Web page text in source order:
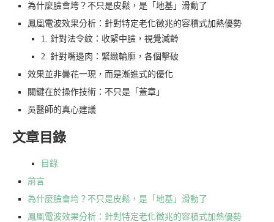
為什麼臉會垮？不只是皮鬆，是「地基」滑動了
鳳凰電波效果分析：針對特定老化徵兆的容積式加熱優勢
1. 針對法令紋：收緊中臉，視覺減齡
2. 針對嘴邊肉：緊緻輪廓，各個擊破
效果並非曇花一現，而是漸進式的優化
關鍵在於操作技術：不只是「蓋章」
吳醫師的真心建議
文章目錄
目錄
前言
為什麼臉會垮？不只是皮鬆，是「地基」滑動了
鳳凰電波效果分析：針對特定老化徵兆的容積式加熱優勢